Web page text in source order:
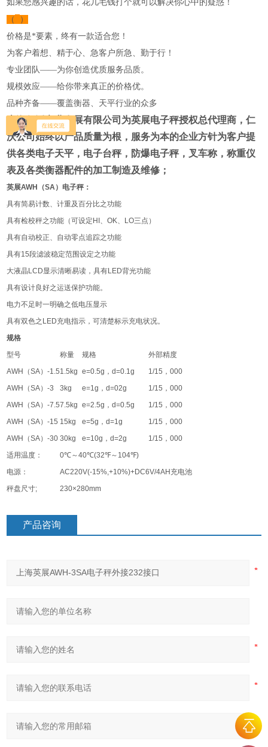
如果您感兴趣的话，花几毛钱打个就可以解决你心中的疑惑！
（
）
价格是*要素，终有一款适合您！
为客户着想、精于心、急客户所急、勤于行！
专业团队——为你创造优质服务品质。
规模效应——给你带来真正的价格优。
品种齐备——覆盖衡器、天平行业的众多
上海仁沃实业发展有限公司为英展电子秤授权总代理商 ，仁
沃公司始终以产品质量为根，服务为本的企业方针为客户提
供各类电子天平，电子台秤，防爆电子秤，叉车称，称重仪
表及各类衡器配件的加工制造及维修；
英展AWH （SA）电子秤：
具有简易计数、计重及百分比之功能
具有检校秤之功能（可设定 HI 、OK、 LO三点）
具有自动校正、自动零点追踪之功能
具有15段滤波稳定范围设定之功能
大液晶 LCD显示清晰易读，具有LED背光功能
具有设计良好之运送保护功能。
电力不足时一明确之低电压显示
具有双色之 LED充电指示，可清楚标示充电状况。
规格
型号
称量 规格
外部精度
AWH
（SA）-1.51.5kg e=0.5g ，d=0.1g 1/15 ，000
AWH
（SA）-3 3kg e=1g ，d=02g 1/15 ，000
AWH
（SA）-7.57.5kg e=2.5g ，d=0.5g 1/15 ，000
AWH
（SA）-15 15kg e=5g ，d=1g 1/15 ，000
AWH
（SA）-30 30kg e=10g ，d=2g 1/15 ，000
适用温度：
0℃～40℃(32℉～ 104℉)
电源：
AC220V(-15%,+10%)+DC6V/4AH 充电池
秤盘尺寸; 230×280mm
产品咨询